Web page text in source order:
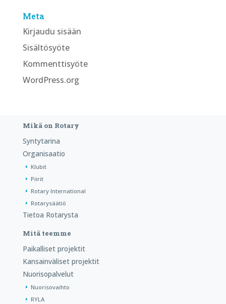
Meta
Kirjaudu sisään
Sisältösyöte
Kommenttisyöte
WordPress.org
Mikä on Rotary
Syntytarina
Organisaatio
Klubit
Piirit
Rotary International
Rotarysäätiö
Tietoa Rotarysta
Mitä teemme
Paikalliset projektit
Kansainväliset projektit
Nuorisopalvelut
Nuorisovaihto
RYLA